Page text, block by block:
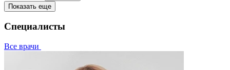
Показать еще
Специалисты
Все врачи